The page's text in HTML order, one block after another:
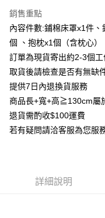
台灣樂天信用卡公司
相關說明
【關於「AFTEE先享後付」
AFTEE先享後付是「在收到
１．簡單：不需註冊會員、
２．便利：只要手機號碼，
３．安心：先確認商品／服務
【「AFTEE先享後付」結帳
１．於結帳方式選擇「
２．訂單成立數日內，您將收
購買商品的店家。未經商家
後付繳納相關費用。
ATM付款
運送方式
宅配
每筆NT$100，滿
離島宅配
銷售重點
內容件數:鋪棉床罩x1件
個 、抱枕x1個（含枕心）
訂單為現貨寄出約2-3個工
取貨後請檢查是否有無缺
提供7日內退換貨服務
商品長+寬+高≧130cm屬
退貨需酌收$100運費
若有疑問請洽客服為您服
詳細說明